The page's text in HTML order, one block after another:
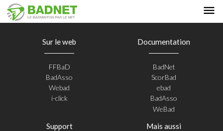
Sur le web
FFBaD
BadAsso
Webad
i-click
Documentation
BadNet
ScorBad
ebad
BadAsso
WeBad
Support Mais aussi